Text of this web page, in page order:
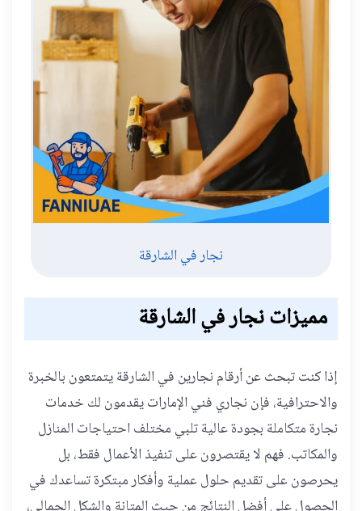
نجار في الشارقة
مميزات نجار في الشارقة
إذا كنت تبحث عن أرقام نجارين في الشارقة يتمتعون بالخبرة
والاحترافية، فإن نجاري فني الإمارات يقدمون لك خدمات
نجارة متكاملة بجودة عالية تلبي مختلف احتياجات المنازل
والمكاتب. فهم لا يقتصرون على تنفيذ الأعمال فقط، بل
يحرصون على تقديم حلول عملية وأفكار مبتكرة تساعدك في